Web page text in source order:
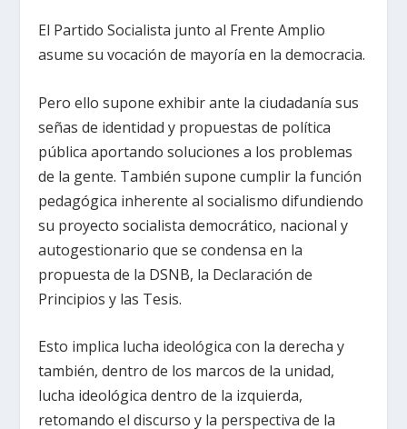
El Partido Socialista junto al Frente Amplio
asume su vocación de mayoría en la democracia.
Pero ello supone exhibir ante la ciudadanía sus
señas de identidad y propuestas de política
pública aportando soluciones a los problemas
de la gente. También supone cumplir la función
pedagógica inherente al socialismo difundiendo
su proyecto socialista democrático, nacional y
autogestionario que se condensa en la
propuesta de la DSNB, la Declaración de
Principios y las Tesis.
Esto implica lucha ideológica con la derecha y
también, dentro de los marcos de la unidad,
lucha ideológica dentro de la izquierda,
retomando el discurso y la perspectiva de la